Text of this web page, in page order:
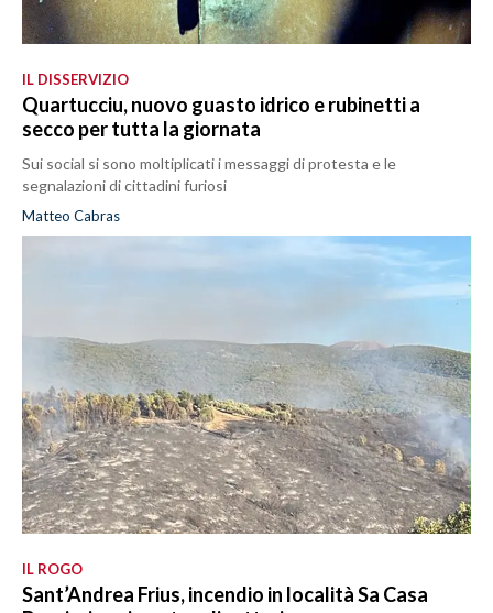
IL DISSERVIZIO
Quartucciu, nuovo guasto idrico e rubinetti a
secco per tutta la giornata
Sui social si sono moltiplicati i messaggi di protesta e le
segnalazioni di cittadini furiosi
Matteo Cabras
IL ROGO
Sant’Andrea Frius, incendio in località Sa Casa